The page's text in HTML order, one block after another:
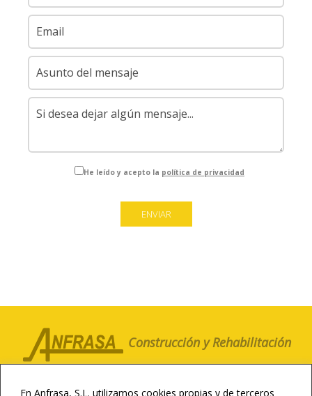
En Anfrasa, S.L. utilizamos cookies propias y de terceros
He leído y acepto la política de privacidad
Construcción y Rehabilitación
LA COMPAÑÍA CLIENTES NOTICIAS